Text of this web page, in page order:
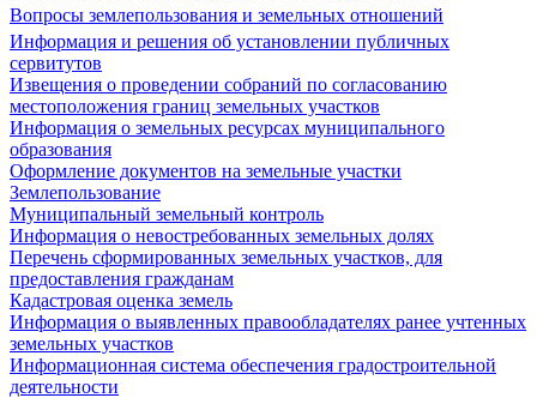
Вопросы землепользования и земельных отношений
Информация и решения об установлении публичных
сервитутов
Извещения о проведении собраний по согласованию
местоположения границ земельных участков
Информация о земельных ресурсах муниципального
образования
Оформление документов на земельные участки
Землепользование
Муниципальный земельный контроль
Информация о невостребованных земельных долях
Перечень сформированных земельных участков, для
предоставления гражданам
Кадастровая оценка земель
Информация о выявленных правообладателях ранее учтенных
земельных участков
Информационная система обеспечения градостроительной
деятельности